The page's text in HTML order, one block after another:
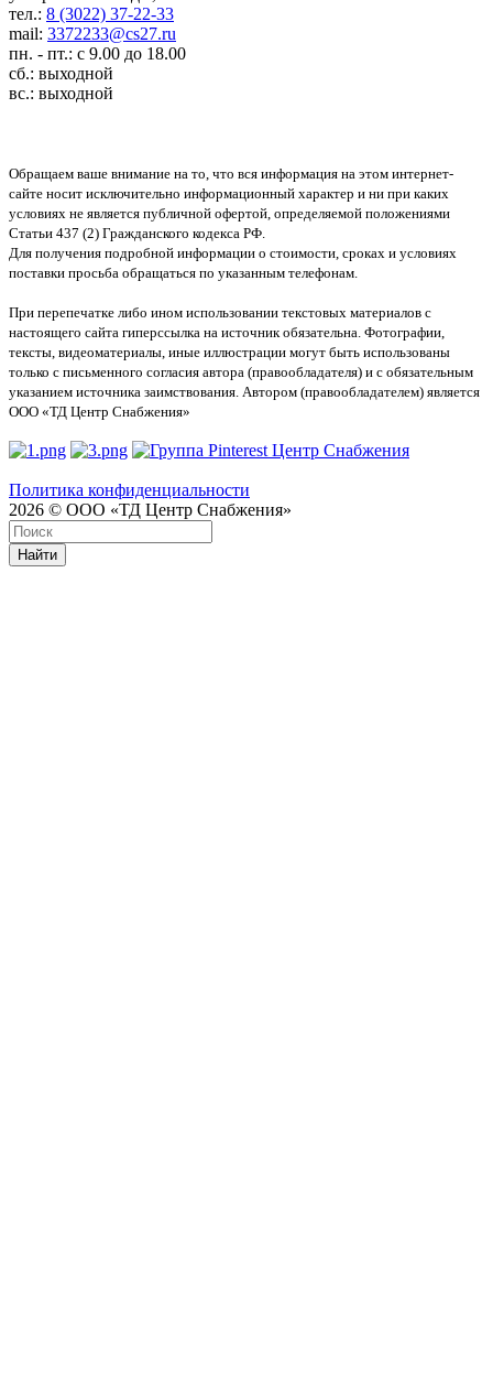
тел.: 8 (3022) 37-22-33
mail: 3372233@cs27.ru
пн. - пт.: с 9.00 до 18.00
сб.: выходной
вс.: выходной
Обращаем ваше внимание на то, что вся информация на этом интернет-
сайте носит исключительно информационный характер и ни при каких
условиях не является публичной офертой, определяемой положениями
Статьи 437 (2) Гражданского кодекса РФ.
Для получения подробной информации о стоимости, сроках и условиях
поставки просьба обращаться по указанным телефонам.
При перепечатке либо ином использовании текстовых материалов с
настоящего сайта гиперссылка на источник обязательна. Фотографии,
тексты, видеоматериалы, иные иллюстрации могут быть использованы
только с письменного согласия автора (правообладателя) и с обязательным
указанием источника заимствования. Автором (правообладателем) является
ООО «ТД Центр Снабжения»
Политика конфиденциальности
2026 © ООО «ТД Центр Снабжения»
Найти